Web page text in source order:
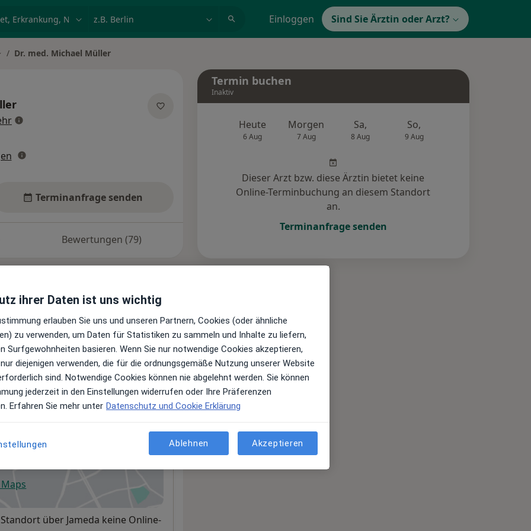
Einloggen Sind Sie Ärztin oder Arzt?
ändern
Dr. med. Michael Müller
über Spezialisierungen
Terminanfrage senden
Bewertungen (79)
und Kosten
über Leistungen
, 86179
in einer neuen Registerkarte
über Jameda keine Online-
Termin buchen
Inaktiv
Heute
6 Aug
Morgen
7 Aug
Sa,
8 Aug
So,
9 Aug
Dieser Arzt bzw. diese Ärztin bietet keine
Online-Terminbuchung an diesem Standort
an.
Terminanfrage senden
ihrer Daten ist uns wichtig
erlauben Sie uns und unseren Partnern, Cookies (oder ähnliche
zu verwenden, um Daten für Statistiken zu sammeln und Inhalte zu liefern,
Surfgewohnheiten basieren. Wenn Sie nur notwendige Cookies akzeptieren,
diejenigen verwenden, die für die ordnungsgemäße Nutzung unserer Website
sind. Notwendige Cookies können nie abgelehnt werden. Sie können
jederzeit in den Einstellungen widerrufen oder Ihre Präferenzen
Erfahren Sie mehr unter Datenschutz und Cookie Erklärung
Ablehnen Akzeptieren